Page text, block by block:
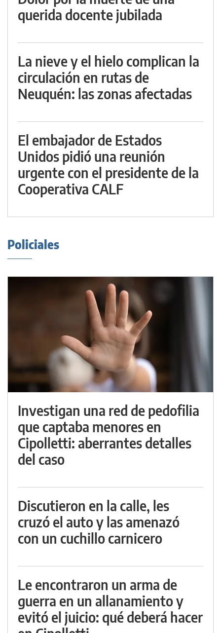
querida docente jubilada
La nieve y el hielo complican la
circulación en rutas de
Neuquén: las zonas afectadas
El embajador de Estados
Unidos pidió una reunión
urgente con el presidente de la
Cooperativa CALF
Policiales
Investigan una red de pedofilia
que captaba menores en
Cipolletti: aberrantes detalles
del caso
Discutieron en la calle, les
cruzó el auto y las amenazó
con un cuchillo carnicero
Le encontraron un arma de
guerra en un allanamiento y
evitó el juicio: qué deberá hacer